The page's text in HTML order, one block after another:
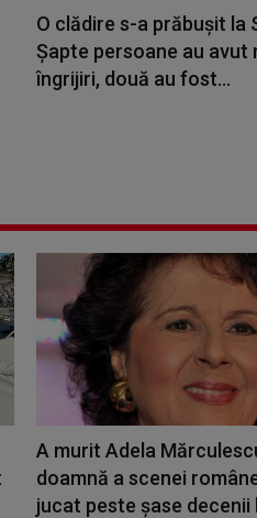
O clădire s-a prăbuşit la
Șapte persoane au avut
îngrijiri, două au fost...
A murit Adela
doamnă a scenei
jucat peste șase decenii